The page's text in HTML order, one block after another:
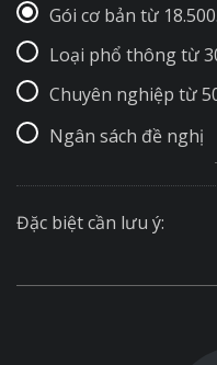
Gói cơ bản từ
Loại phổ thông từ
Chuyên nghiệp từ
Ngân sách đề nghị
Đặc biệt cần lưu ý: